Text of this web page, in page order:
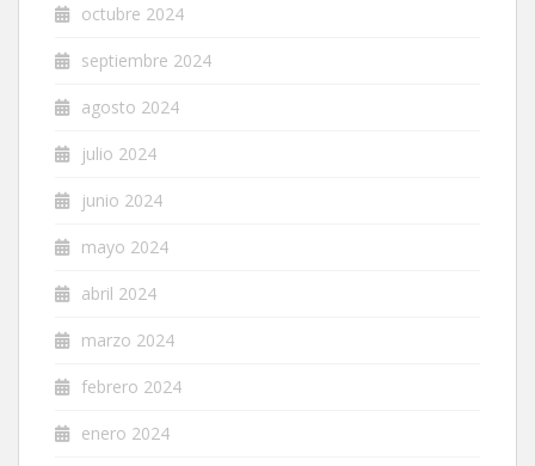
octubre 2024
septiembre 2024
agosto 2024
julio 2024
junio 2024
mayo 2024
abril 2024
marzo 2024
febrero 2024
enero 2024